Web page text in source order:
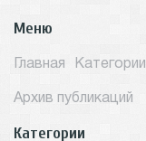
Меню
Главная Категории
Архив публикаций
Категории